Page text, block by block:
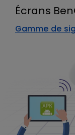
Écrans
Gamme de